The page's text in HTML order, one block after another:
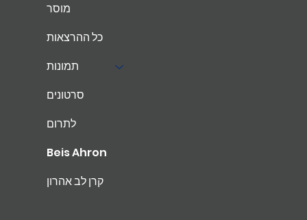
מוסר
כל ההרצאות
תמונות
סרטונים
לתרום
Beis Ahron
קרן לב אהרון